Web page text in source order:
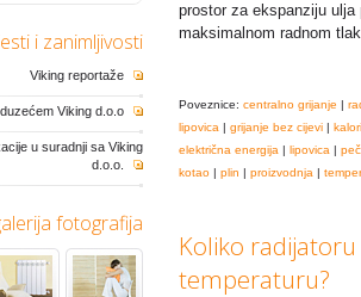
i zanimljivosti
Viking reportaže
Viking d.o.o
u suradnji sa Viking
d.o.o.
fotografija
prostor za ekspanziju
maksimalnom radnom
Poveznice: centralno grijanje |
lipovica | grijanje bez cijevi |
električna energija | lipovica |
kotao | plin | proizvodnja |
Koliko
temperaturu?